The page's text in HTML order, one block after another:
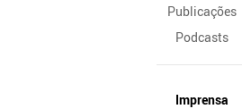
Publicações
Podcasts
Imprensa